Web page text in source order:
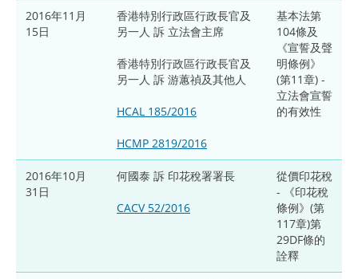
2016年11月
15日
香港特別行政區行政長官及
另一人 訴 立法會主席
香港特別行政區行政長官及
另一人 訴 游蕙禎及其他人
HCAL 185/2016
HCMP 2819/2016
基本法第
104條及
《宣誓及聲
明條例》
(第11章) -
立法會宣誓
的有效性
2016年10月
31日
何國泰 訴 印花稅署署長
CACV 52/2016
從價印花稅
- 《印花稅
條例》(第
117章)第
29DF條的
詮釋